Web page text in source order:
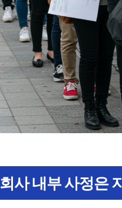
회사 내부 사정은